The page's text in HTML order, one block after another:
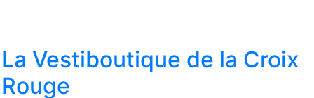
La Vestiboutique de la Croix
Rouge